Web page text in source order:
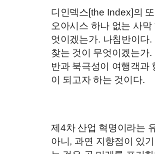
디인덱스[the Index]의
오아시스 하나 없는 사
엇이겠는가. 나침반이다.
찾는 것이 무엇이겠는가.
반과 북극성이 여행객과
이 되고자 하는 것이다.
제 4차 산업 혁명이라는
아니 , 과연 지향점이 있